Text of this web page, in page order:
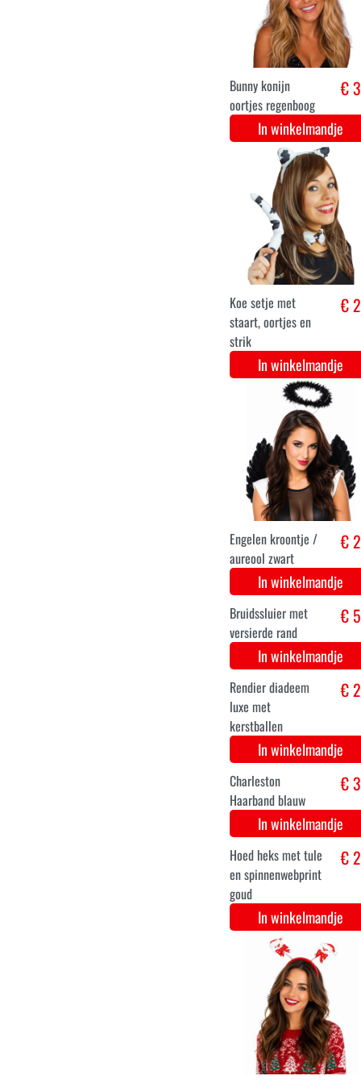
Paarse polsbandjes
en hoofdzweetband
€
In winkelmandje
Glitter Zwart
Glinsterend
Buishoedje -
Haaraccessoire
€
In winkelmandje
Minnie Mouse
oortjes met rode
strik luxe
€
In winkelmandje
Muis setje met
oortjes, staart en
strik
€
In winkelmandje